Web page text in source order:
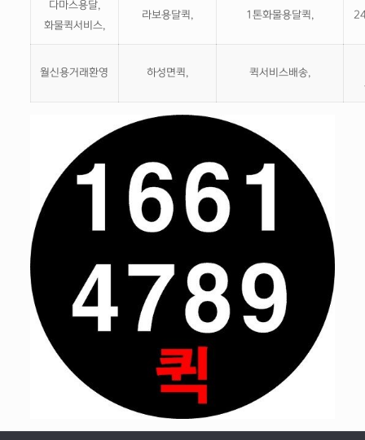
다마스용달,
화물퀵서비스,
라보용달퀵, 1톤화물용달퀵,
월신용거래환영 하성면퀵,
퀵서비스배송,